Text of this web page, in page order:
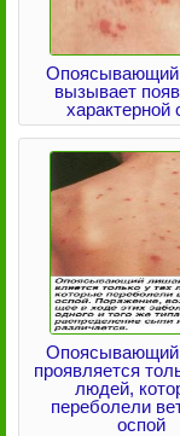
вызывает
характерной
проявляется
людей,
переболели
оспой